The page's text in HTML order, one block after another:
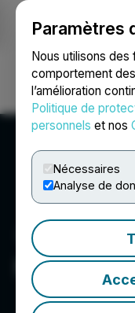
Paramètres
Nous utilisons des
comportement
l’amélioration
Politique de
personnels et nos
Nécessaires
Analyse de
Ouvrir une
NxGold